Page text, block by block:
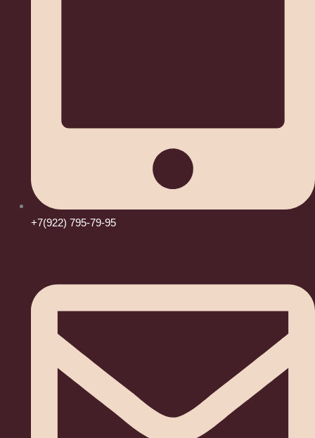
+7(922) 795-79-95